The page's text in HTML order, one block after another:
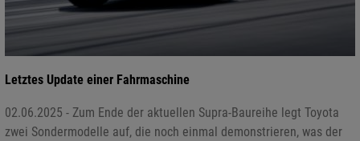
Letztes Update einer Fahrmaschine
02.06.2025 - Zum Ende der aktuellen Supra-Baureihe legt Toyota
zwei Sondermodelle auf, die noch einmal demonstrieren, was der